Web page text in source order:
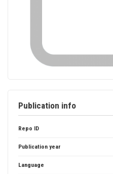
Publication info
Repo ID
Publication year
Language